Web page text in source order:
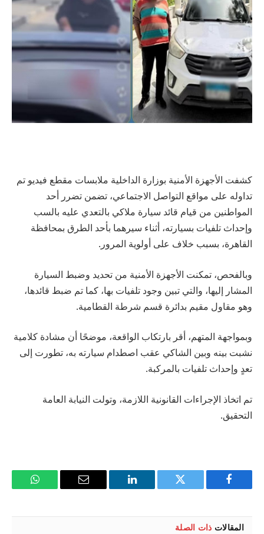
كشفت الأجهزة الأمنية بوزارة الداخلية ملابسات مقطع فيديو تم
تداوله على مواقع التواصل الاجتماعي، تضمن تضرر أحد
المواطنين من قيام قائد سيارة ملاكي بالتعدي عليه بالسب
وإحداث تلفيات بسيارته، أثناء سيرهما بأحد الطرق بمحافظة
القاهرة، بسبب خلاف على أولوية المرور.
وبالفحص، تمكنت الأجهزة الأمنية من تحديد وضبط السيارة
المشار إليها، والتي تبين وجود تلفيات بها، كما تم ضبط قائدها،
وهو مقاول مقيم بدائرة قسم شرطة القطامية.
وبمواجهة المتهم، أقر بارتكاب الواقعة، موضحًا أن مشادة كلامية
نشبت بينه وبين الشاكي عقب اصطدام سيارته به، تطورت إلى
تعدٍ وإحداث تلفيات بالمركبة.
تم اتخاذ الإجراءات القانونية اللازمة، وتولت النيابة العامة
التحقيق.
فيسبوك تويتر لينكدإن
البريد
واتساب
المقالات ذات الصلة